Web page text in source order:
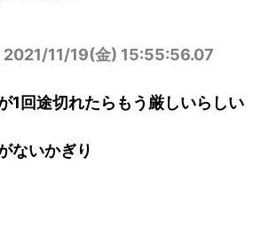
2021/11/19(金) 15:55:56.07
1回途切れたらもう厳しいらしい
ないかぎり